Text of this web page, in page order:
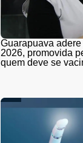
Guarapuava
2026, promovida
quem deve se